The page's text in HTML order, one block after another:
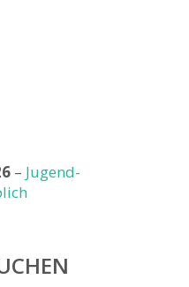
– Jugend-